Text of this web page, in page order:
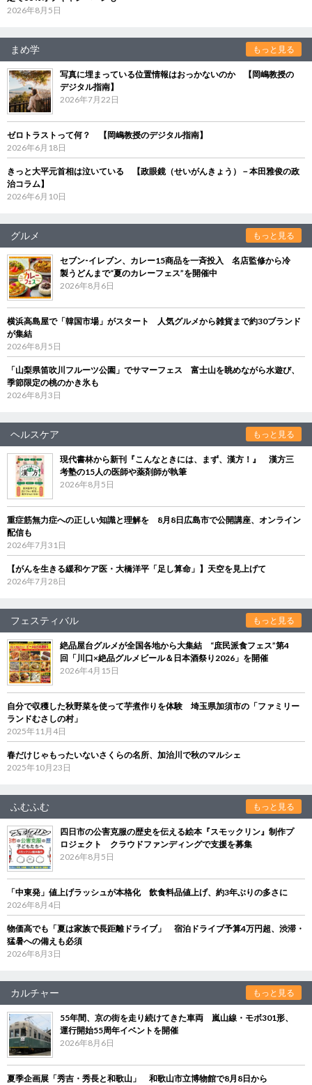
2026年8月5日
まめ学 もっと見る
写真に埋まっている位置情報はおっかないのか 【岡嶋教授の
デジタル指南】
2026年7月22日
ゼロトラストって何？ 【岡嶋教授のデジタル指南】
2026年6月18日
きっと大平元首相は泣いている 【政眼鏡（せいがんきょう）－本田雅俊の政
治コラム】
2026年6月10日
グルメ もっと見る
セブン‐イレブン、カレー15商品を一斉投入 名店監修から冷
製うどんまで“夏のカレーフェス”を開催中
2026年8月6日
横浜高島屋で「韓国市場」がスタート 人気グルメから雑貨まで約30ブランド
が集結
2026年8月5日
「山梨県笛吹川フルーツ公園」でサマーフェス 富士山を眺めながら水遊び、
季節限定の桃のかき氷も
2026年8月3日
ヘルスケア もっと見る
現代書林から新刊『こんなときには、まず、漢方！』 漢方三
考塾の15人の医師や薬剤師が執筆
2026年8月5日
重症筋無力症への正しい知識と理解を 8月8日広島市で公開講座、オンライン
配信も
2026年7月31日
【がんを生きる緩和ケア医・大橋洋平「足し算命」】天空を見上げて
2026年7月28日
フェスティバル もっと見る
絶品屋台グルメが全国各地から大集結 “庶民派食フェス”第4
回「川口×絶品グルメビール＆日本酒祭り2026」を開催
2026年4月15日
自分で収穫した秋野菜を使って芋煮作りを体験 埼玉県加須市の「ファミリー
ランドむさしの村」
2025年11月4日
春だけじゃもったいないさくらの名所、加治川で秋のマルシェ
2025年10月23日
ふむふむ もっと見る
四日市の公害克服の歴史を伝える絵本『スモックリン』制作プ
ロジェクト クラウドファンディングで支援を募集
2026年8月5日
「中東発」値上げラッシュが本格化 飲食料品値上げ、約3年ぶりの多さに
2026年8月4日
物価高でも「夏は家族で長距離ドライブ」 宿泊ドライブ予算4万円超、渋滞・
猛暑への備えも必須
2026年8月3日
カルチャー もっと見る
55年間、京の街を走り続けてきた車両 嵐山線・モボ301形、
運行開始55周年イベントを開催
2026年8月6日
夏季企画展「秀吉・秀長と和歌山」 和歌山市立博物館で8月8日から